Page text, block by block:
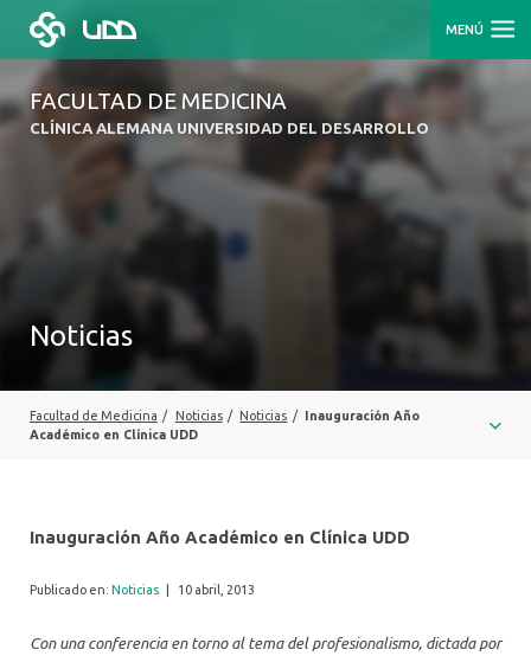
MENÚ
FACULTAD DE MEDICINA
CLÍNICA ALEMANA UNIVERSIDAD DEL DESARROLLO
Noticias
Facultad de Medicina / Noticias / Noticias /
Inauguración Año
Académico en Clínica UDD
Inauguración Año Académico en Clínica UDD
Publicado en: Noticias 10 abril, 2013
Con una conferencia en torno al tema del profesionalismo, dictada por